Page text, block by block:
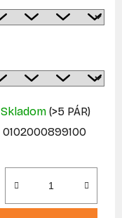
Skladom (>5 PÁR)
0102000899100